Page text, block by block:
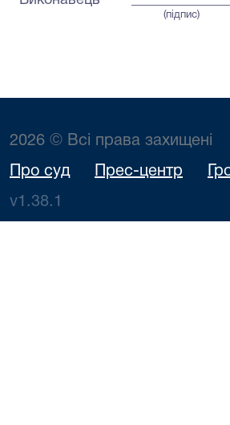
2026 © Всі права захищені
Про суд Прес-центр
v1.38.1